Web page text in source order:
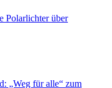
Polarlichter über
„Weg für alle“ zum